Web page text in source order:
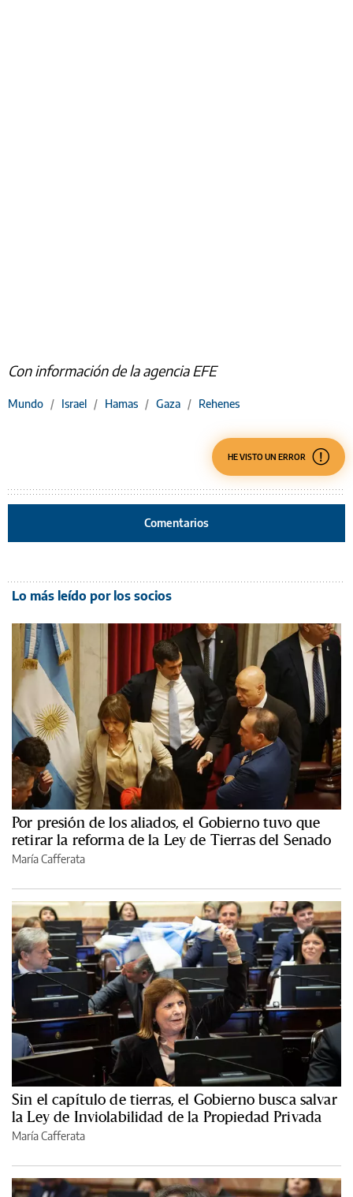
Con información de la agencia EFE
Mundo / Israel / Hamas / Gaza / Rehenes
HE VISTO UN ERROR
Comentarios
Lo más leído por los socios
Por presión de los aliados, el Gobierno tuvo que
retirar la reforma de la Ley de Tierras del Senado
María Cafferata
Sin el capítulo de tierras, el Gobierno busca salvar
la Ley de Inviolabilidad de la Propiedad Privada
María Cafferata